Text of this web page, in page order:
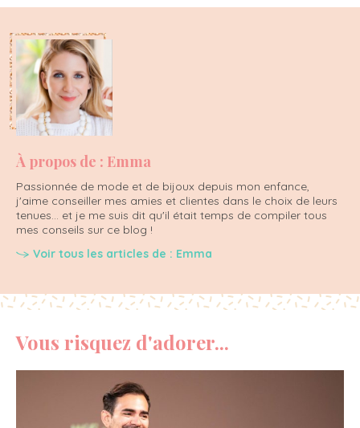
À propos de : Emma
Passionnée de mode et de bijoux depuis mon enfance,
j'aime conseiller mes amies et clientes dans le choix de leurs
tenues... et je me suis dit qu'il était temps de compiler tous
mes conseils sur ce blog !
Voir tous les articles de : Emma
Vous risquez d'adorer...